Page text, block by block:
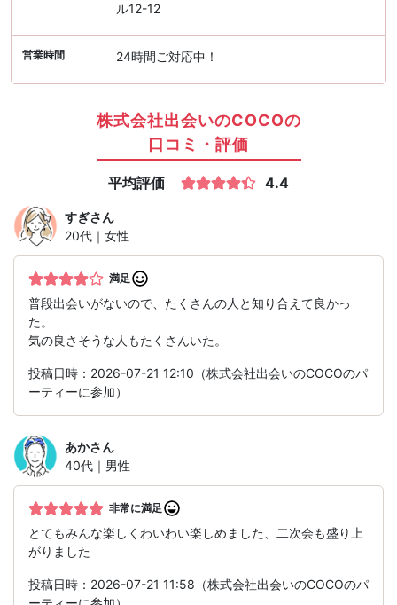
ル12-12
営業時間 24時間ご対応中！
株式会社出会いのCOCOの
口コミ・評価
平均評価 4.4
すぎさん
20代｜女性
満足
普段出会いがないので、たくさんの人と知り合えて良かっ
た。
気の良さそうな人もたくさんいた。
投稿日時：2026-07-21 12:10（株式会社出会いのCOCOのパ
ーティーに参加）
あかさん
40代｜男性
非常に満足
とてもみんな楽しくわいわい楽しめました、二次会も盛り上
がりました
投稿日時：2026-07-21 11:58（株式会社出会いのCOCOのパ